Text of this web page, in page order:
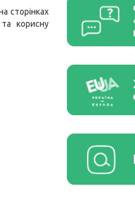
сторінках
корисну